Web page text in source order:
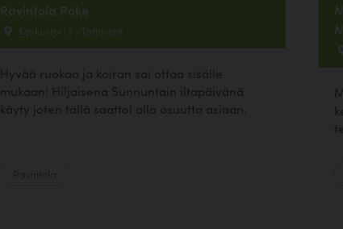
Ravintola Poke
Keskustori 7 , Tampere
Hyvää ruokaa ja koiran sai ottaa sisälle
mukaan! Hiljaisena Sunnuntain iltapäivänä
käyty joten tällä saattoi olla osuutta asiaan.